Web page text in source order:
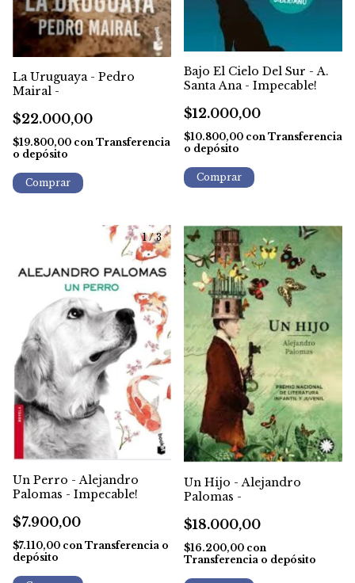
La Uruguaya - Pedro
Mairal -
$22.000,00
$19.800,00 con Transferencia
o depósito
Bajo El Cielo Del Sur - A.
Santa Ana - Impecable!
$12.000,00
$10.800,00 con Transferencia
o depósito
1/3
Un Perro - Alejandro
Palomas - Impecable!
$7.900,00
$7.110,00 con Transferencia o
depósito
Un Hijo - Alejandro
Palomas -
$18.000,00
$16.200,00 con
Transferencia o depósito